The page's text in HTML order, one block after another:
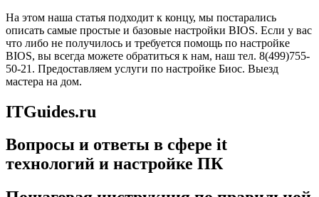
На этом наша статья подходит к концу, мы постарались
описать самые простые и базовые настройки BIOS. Если у вас
что либо не получилось и требуется помощь по настройке
BIOS, вы всегда можете обратиться к нам, наш тел. 8(499)755-
50-21. Предоставляем услуги по настройке Биос. Выезд
мастера на дом.
ITGuides.ru
Вопросы и ответы в сфере it
технологий и настройке ПК